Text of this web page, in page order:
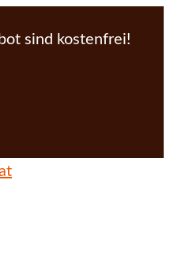
sind kostenfrei!